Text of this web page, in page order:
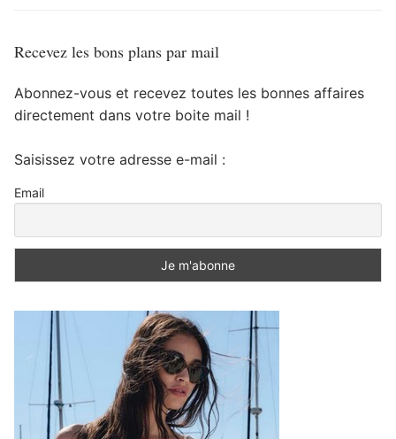
Recevez les bons plans par mail
Abonnez-vous et recevez toutes les bonnes affaires
directement dans votre boite mail !
Saisissez votre adresse e-mail :
Email